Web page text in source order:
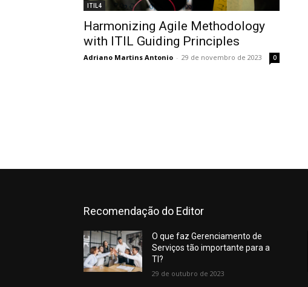
ITIL4
Harmonizing Agile Methodology
with ITIL Guiding Principles
Adriano Martins Antonio - 29 de novembro de 2023
0
Recomendação do Editor
O que faz Gerenciamento de
Serviços tão importante para a
TI?
29 de outubro de 2023